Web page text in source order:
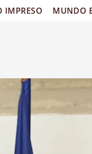
IMPRESO MUNDO